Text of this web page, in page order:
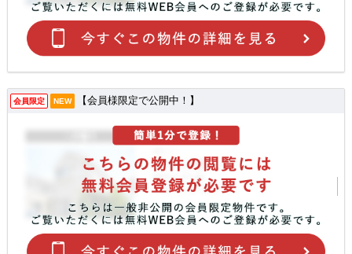
会員限定 NEW 【会員様限定で公開中！】